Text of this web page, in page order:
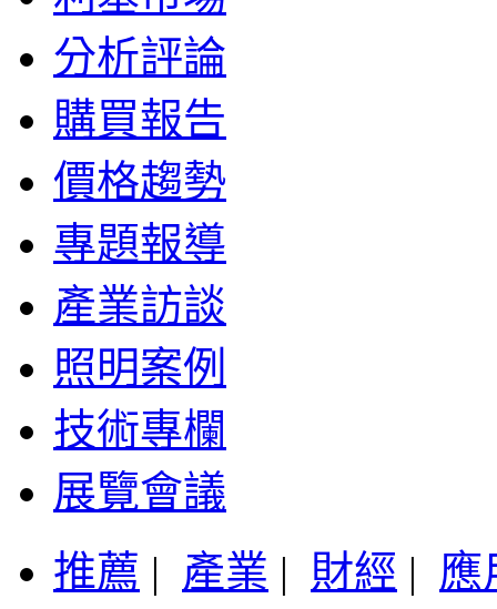
分析評論
購買報告
價格趨勢
專題報導
產業訪談
照明案例
技術專欄
展覽會議
推薦 | 產業 | 財經 | 應